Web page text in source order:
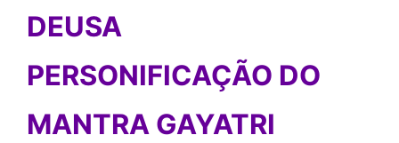
DEUSA
PERSONIFICAÇÃO DO
MANTRA GAYATRI